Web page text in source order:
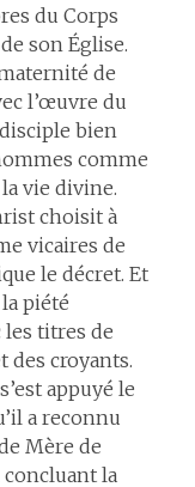
du Corps
son Église.
de
l’œuvre du
bien
comme
vie divine.
choisit à
vicaires de
le décret. Et
piété
titres de
des croyants.
appuyé le
a reconnu
Mère de
concluant la